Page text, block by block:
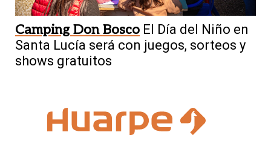
Camping Don Bosco El Día del Niño en
Santa Lucía será con juegos, sorteos y
shows gratuitos